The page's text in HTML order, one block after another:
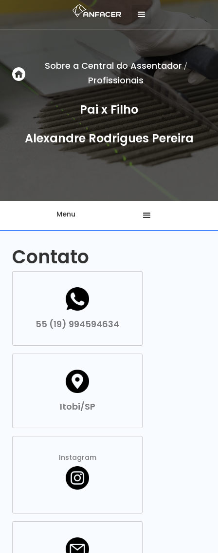
Sobre a Central do Assentador/
Profissionais
Pai x Filho
Alexandre Rodrigues Pereira
Menu
Contato
55 (19) 994594634
Itobi/SP
Instagram